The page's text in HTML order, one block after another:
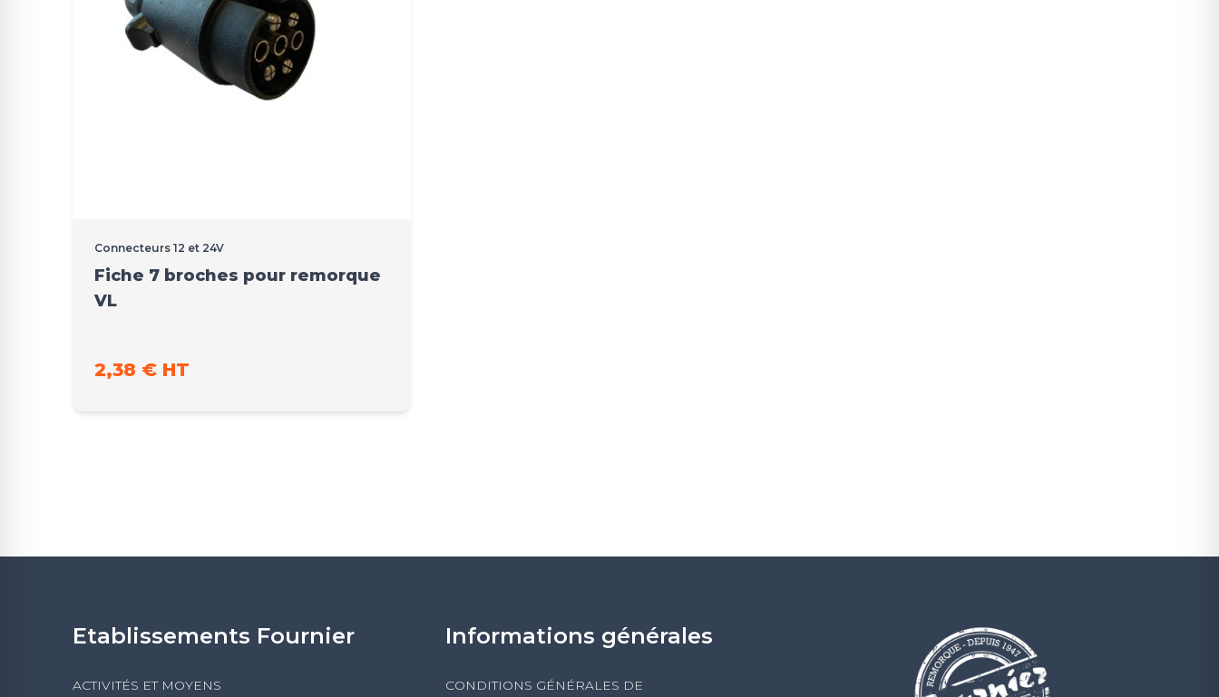
Connecteurs 12 et 24V
Fiche 7 broches pour remorque
VL
2,38 € HT
Etablissements Fournier
ACTIVITÉS ET MOYENS
Informations générales
CONDITIONS GÉNÉRALES DE